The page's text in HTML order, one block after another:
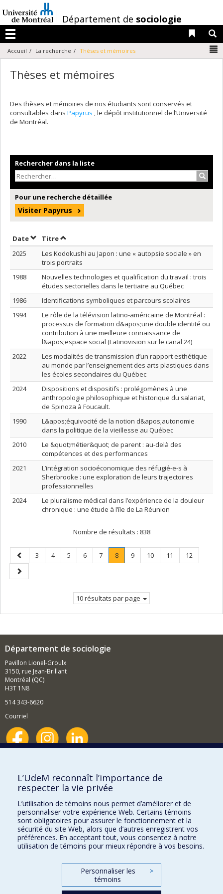
au
contenu
/Département de sociologie
Menu
Liens
Accueil La recherche Thèses et mémoires
Thèses et mémoires
Des thèses et mémoires de nos étudiants sont conservés et
consultables dans Papyrus , le dépôt institutionnel de l’Université
de Montréal.
Rechercher dans la liste
Pour une recherche détaillée
Visiter Papyrus
DateTrier par date en ordre croissant
TitreTrier par titre en ordre croissant
2025
Les Kodokushi au Japon : une « autopsie sociale » en
trois portraits
1988
Nouvelles technologies et qualification du travail : trois
études sectorielles dans le tertiaire au Québec
1986
Identifications symboliques et parcours scolaires
1994
Le rôle de la télévision latino-américaine de Montréal :
processus de formation d&apos;une double identité ou
contribution à une meilleure connaissance de
l&apos;espace social (Latinovision sur le canal 24)
2022
Les modalités de transmission d’un rapport esthétique
au monde par l’enseignement des arts plastiques dans
les écoles secondaires du Québec
2024
Dispositions et dispositifs : prolégomènes à une
anthropologie philosophique et historique du salariat,
de Spinoza à Foucault.
1990
L&apos;équivocité de la notion d&apos;autonomie
dans la politique de la vieillesse au Québec
2010
Le &quot;métier&quot; de parent : au-delà des
compétences et des performances
2021
L’intégration socioéconomique des réfugié-e-s à
Sherbrooke : une exploration de leurs trajectoires
professionnelles
2024
Le pluralisme médical dans l’expérience de la douleur
chronique : une étude à l’île de La Réunion
Nombre de résultats : 838
Page
précédente
Page
3 Page
4 Page
5 Page
6 Page
7 Page
8.
Page
Page
9 Page
10 Page
11 Page
12
Page
suivante
10 résultats par page
Département de sociologie
Pavillon Lionel-Groulx
3150, rue Jean-Brillant
Montréal (QC)
H3T 1N8
514 343-6620
Courriel
Comment soutenir le Département?
BESOIN D'AIDE?
Plan du site
Signaler une erreur
Accessibilité
FACULTÉ DES ARTS ET DES SCIENCES
Nos départements et écoles
L’UdeM reconnaît l’importance de
respecter la vie privée
L’utilisation de témoins nous permet d’améliorer et de
personnaliser votre expérience Web. Certains témoins
sont obligatoires pour assurer le fonctionnement et la
sécurité du site Web, alors que d’autres enregistrent vos
préférences. En acceptant tout, vous consentez à notre
utilisation de témoins pour mieux répondre à vos besoins.
Personnaliser les
témoins
>